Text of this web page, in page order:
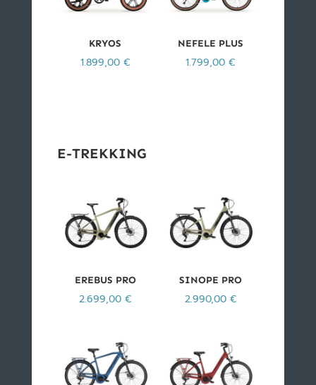
KRYOS
1.899,00 €
NEFELE PLUS
1.799,00€
E-TREKKING
EREBUS PRO
2.699,00 €
SINOPE PRO
2.990,00 €